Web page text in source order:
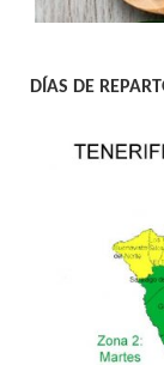
DÍAS DE